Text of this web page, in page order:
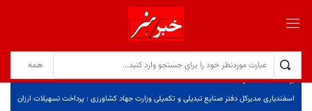
برگ نخست
نوشته‌ها
اسفندیاری مدیرکل دفتر صنایع تبدیلی و تکمیلی وزارت جهاد کشاورزی : پرداخت تسهیلات ارزان